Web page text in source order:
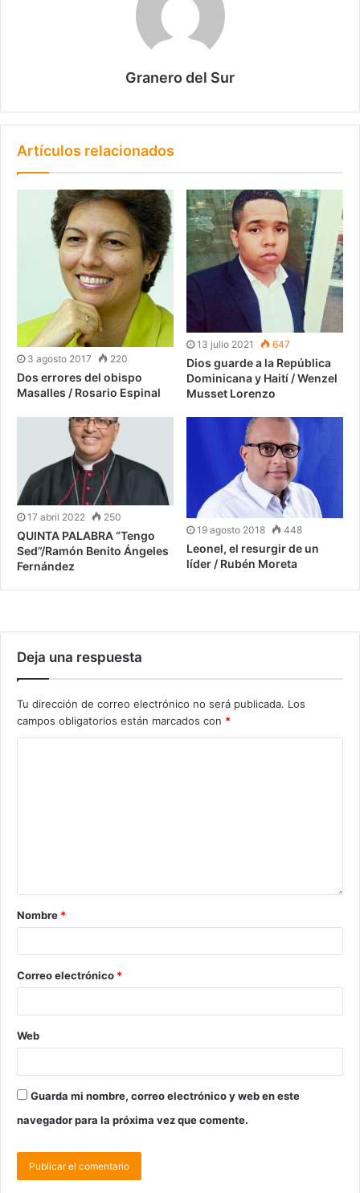
Granero del Sur
Artículos relacionados
3 agosto 2017 220
Dos errores del obispo
Masalles / Rosario Espinal
13 julio 2021 647
Dios guarde a la República
Dominicana y Haití / Wenzel
Musset Lorenzo
17 abril 2022 250
QUINTA PALABRA “Tengo
Sed”/Ramón Benito Ángeles
Fernández
19 agosto 2018 448
Leonel, el resurgir de un
líder / Rubén Moreta
Deja una respuesta
Tu dirección de correo electrónico no será publicada. Los
campos obligatorios están marcados con *
Nombre *
Correo electrónico *
Web
Guarda mi nombre, correo electrónico y web en este
navegador para la próxima vez que comente.